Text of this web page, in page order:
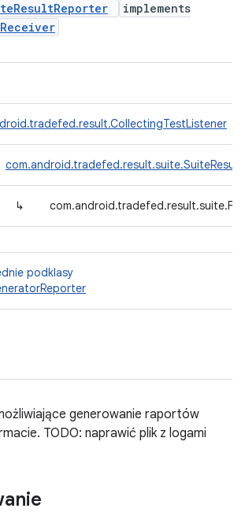
implements
↳
podklasy
generowanie raportów
TODO: naprawić plik z logami